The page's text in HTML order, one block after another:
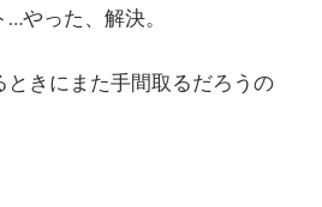
やった、解決。
きにまた手間取るだろうの